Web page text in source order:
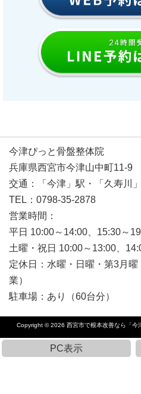
今津ぴっと骨盤整体院
兵庫県西宮市今津山中町11-9
交通：「今津」駅・「久寿川
TEL：0798-35-2878
営業時間：
平日 10:00～14:00、15:30～
土曜・祝日 10:00～13:00、
定休日：水曜・日曜・第3月
業）
駐車場：あり（60台分）
Copyright © 2026 西宮市で根本改善なら「今
PC表示